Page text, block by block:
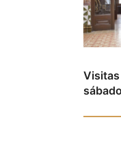
Visitas